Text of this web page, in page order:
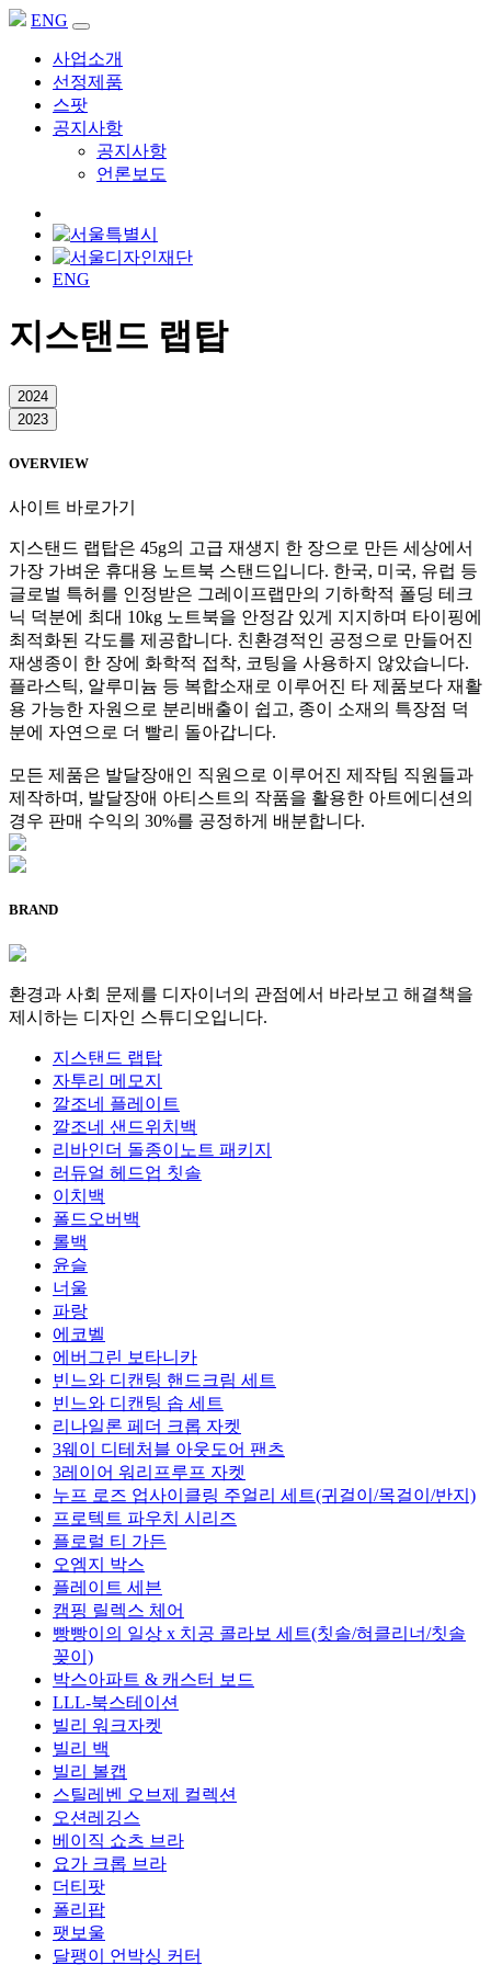
ENG
사업소개
선정제품
스팟
공지사항
공지사항
언론보도
ENG
지스탠드 랩탑
2024
2023
OVERVIEW
사이트 바로가기
지스탠드 랩탑은 45g의 고급 재생지 한 장으로 만든 세상에서
가장 가벼운 휴대용 노트북 스탠드입니다. 한국, 미국, 유럽 등
글로벌 특허를 인정받은 그레이프랩만의 기하학적 폴딩 테크
닉 덕분에 최대 10kg 노트북을 안정감 있게 지지하며 타이핑에
최적화된 각도를 제공합니다. 친환경적인 공정으로 만들어진
재생종이 한 장에 화학적 접착, 코팅을 사용하지 않았습니다.
플라스틱, 알루미늄 등 복합소재로 이루어진 타 제품보다 재활
용 가능한 자원으로 분리배출이 쉽고, 종이 소재의 특장점 덕
분에 자연으로 더 빨리 돌아갑니다.
모든 제품은 발달장애인 직원으로 이루어진 제작팀 직원들과
제작하며, 발달장애 아티스트의 작품을 활용한 아트에디션의
경우 판매 수익의 30%를 공정하게 배분합니다.
BRAND
환경과 사회 문제를 디자이너의 관점에서 바라보고 해결책을
제시하는 디자인 스튜디오입니다.
지스탠드 랩탑
자투리 메모지
깔조네 플레이트
깔조네 샌드위치백
리바인더 돌종이노트 패키지
러듀얼 헤드업 칫솔
이치백
폴드오버백
롤백
윤슬
너울
파랑
에코벨
에버그린 보타니카
빈느와 디캔팅 핸드크림 세트
빈느와 디캔팅 솝 세트
리나일론 페더 크롭 자켓
3웨이 디테처블 아웃도어 팬츠
3레이어 워리프루프 자켓
누프 로즈 업사이클링 주얼리 세트(귀걸이/목걸이/반지)
프로텍트 파우치 시리즈
플로럴 티 가든
오엠지 박스
플레이트 세븐
캠핑 릴렉스 체어
빵빵이의 일상 x 치공 콜라보 세트(칫솔/혀클리너/칫솔
꽂이)
박스아파트 & 캐스터 보드
LLL-북스테이션
빌리 워크자켓
빌리 백
빌리 볼캡
스틸레벤 오브제 컬렉션
오션레깅스
베이직 쇼츠 브라
요가 크롭 브라
더티팟
폴리팝
팻보울
달팽이 언박싱 커터